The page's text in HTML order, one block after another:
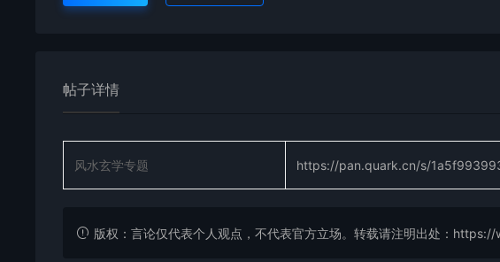
帖子详情
风水玄学专题 https://pan.quark.cn/s/
版权：言论仅代表个人观点，不代表官方立场。转载请注明出处：